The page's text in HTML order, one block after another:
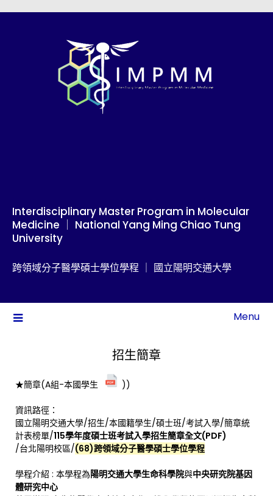
Interdisciplinary Master Program in Molecular
Medicine ｜ National Yang Ming Chiao Tung
University
跨領域分子醫學碩士學位學程 ｜ 國立陽明交通大學
Menu
招生簡章
★簡章(A組-本國學生 ))
資訊路徑：
國立陽明交通大學/招生/本國籍學生/碩士班/考試入學/簡章統
計表榜單/115學年度碩士班考試入學招生簡章全文(PDF)
/台北陽明校區/(68)跨領域分子醫學碩士學位學程
學程介紹 : 本學程為陽明交通大學生命科學院與中央研究院基因
體研究中心